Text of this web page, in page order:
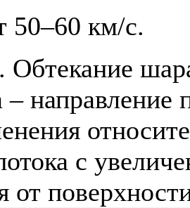
50–60 км/с.
Обтекание
– направление
с
от